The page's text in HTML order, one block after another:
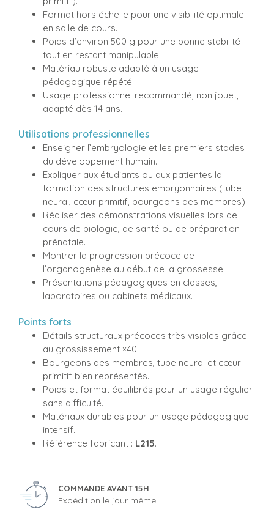
Format hors échelle pour une visibilité optimale
en salle de cours.
Poids d’environ 500 g pour une bonne stabilité
tout en restant manipulable.
Matériau robuste adapté à un usage
pédagogique répété.
Usage professionnel recommandé, non jouet,
adapté dès 14 ans.
Utilisations professionnelles
Enseigner l’embryologie et les premiers stades
du développement humain.
Expliquer aux étudiants ou aux patientes la
formation des structures embryonnaires (tube
neural, cœur primitif, bourgeons des membres).
Réaliser des démonstrations visuelles lors de
cours de biologie, de santé ou de préparation
prénatale.
Montrer la progression précoce de
l’organogenèse au début de la grossesse.
Présentations pédagogiques en classes,
laboratoires ou cabinets médicaux.
Points forts
Détails structuraux précoces très visibles grâce
au grossissement ×40.
Bourgeons des membres, tube neural et cœur
primitif bien représentés.
Poids et format équilibrés pour un usage régulier
sans difficulté.
Matériaux durables pour un usage pédagogique
intensif.
Référence fabricant : L215.
COMMANDE AVANT 15H
Expédition le jour même